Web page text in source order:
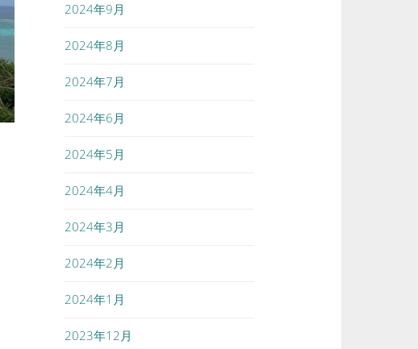
2024年9月
2024年8月
2024年7月
2024年6月
2024年5月
2024年4月
2024年3月
2024年2月
2024年1月
2023年12月